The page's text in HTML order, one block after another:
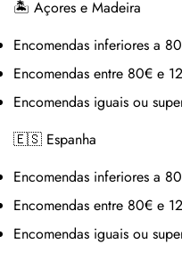
🏝 Açores e Madeira
Encomendas inferiores a
Encomendas entre 80€ e
Encomendas iguais ou
🇪🇸 Espanha
Encomendas inferiores a
Encomendas entre 80€ e
Encomendas iguais ou